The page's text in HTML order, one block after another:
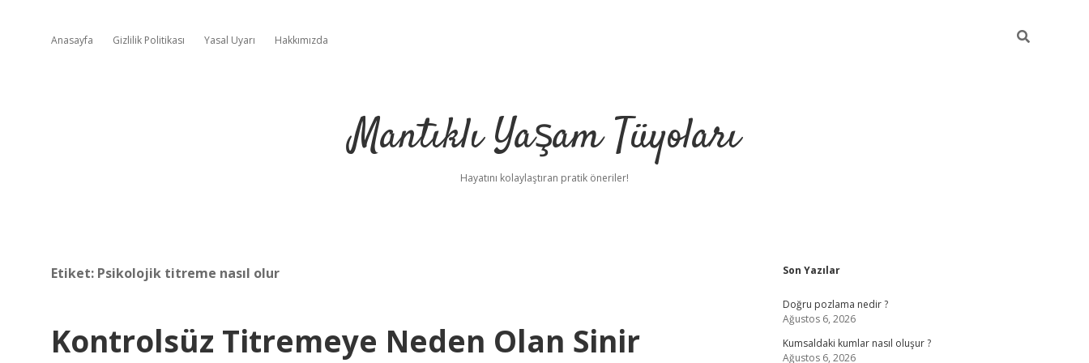
Anasayfa Gizlilik Politikası Yasal Uyarı Hakkımızda
Mantıklı Yaşam Tüyoları
Hayatını kolaylaştıran pratik öneriler!
Etiket: Psikolojik titreme nasıl olur
Kontrolsüz Titremeye Neden Olan Sinir
Sidebar
Son Yazılar
Doğru pozlama nedir ?
Ağustos 6, 2026
Kumsaldaki kumlar nasıl oluşur ?
Ağustos 6, 2026